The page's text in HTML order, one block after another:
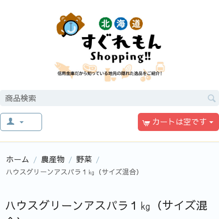
カートは空です
ホーム / 農産物 / 野菜 /
ハウスグリーンアスパラ１㎏（サイズ混合）
ハウスグリーンアスパラ１㎏（サイズ混